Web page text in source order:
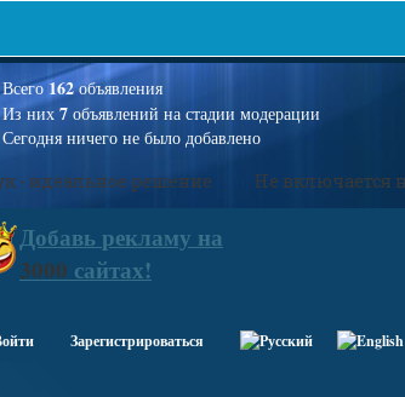
Всего162объявления
Из них 7 объявлений на стадии модерации
Сегодня ничего не было добавлено
- идеальное решение Не включается
Добавь рекламу на
3000 сайтах!
Зарегистрироваться